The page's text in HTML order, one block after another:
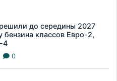
до середины 2027
бензина классов Евро-2,
4
0